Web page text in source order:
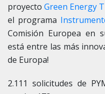
proyecto Green Energy
el programa
Comisión Europea en
está entre las más
de Europa!
2.111 solicitudes de